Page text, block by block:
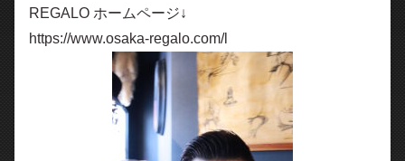
REGALO ホームページ↓
https://www.osaka-regalo.com/l